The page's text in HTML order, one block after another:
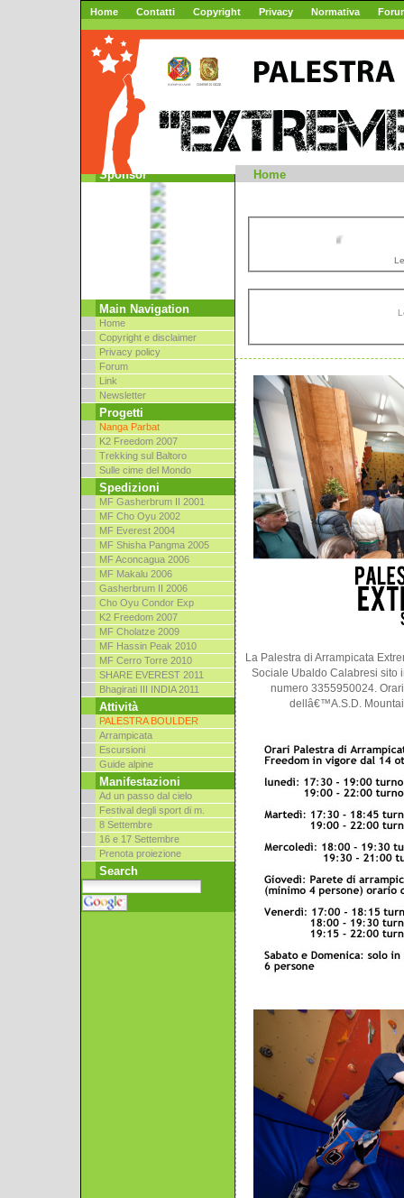
Home Contatti Copyright Privacy Normativa
Sponsor
Main Navigation
Home
Copyright e disclaimer
Privacy policy
Forum
Link
Newsletter
Progetti
Nanga Parbat
K2 Freedom 2007
Trekking sul Baltoro
Sulle cime del Mondo
Spedizioni
MF Gasherbrum II 2001
MF Cho Oyu 2002
MF Everest 2004
MF Shisha Pangma 2005
MF Aconcagua 2006
MF Makalu 2006
Gasherbrum II 2006
Cho Oyu Condor Exp
K2 Freedom 2007
MF Cholatze 2009
MF Hassin Peak 2010
MF Cerro Torre 2010
SHARE EVEREST 2011
Bhagirati III INDIA 2011
Attività
PALESTRA BOULDER
Arrampicata
Escursioni
Guide alpine
Manifestazioni
Ad un passo dal cielo
Festival degli sport di m.
8 Settembre
16 e 17 Settembre
Prenota proiezione
Search
Home
La Palestra di Arrampicata
Sociale Ubaldo Calabresi sito
numero 3355950024.
dellâ€™A.S.D.